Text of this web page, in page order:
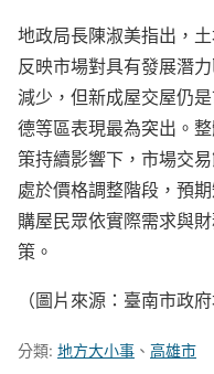
地政局長陳淑美指出，
反映市場對具有發展潛
減少，但新成屋交屋仍
德等區表現最為突出。
策持續影響下，市場交
處於價格調整階段，預
購屋民眾依實際需求與
策。
（圖片來源：臺南市政府
分類: 地方大小事 、 高雄市